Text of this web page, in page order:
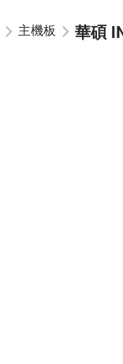
主機板 華碩